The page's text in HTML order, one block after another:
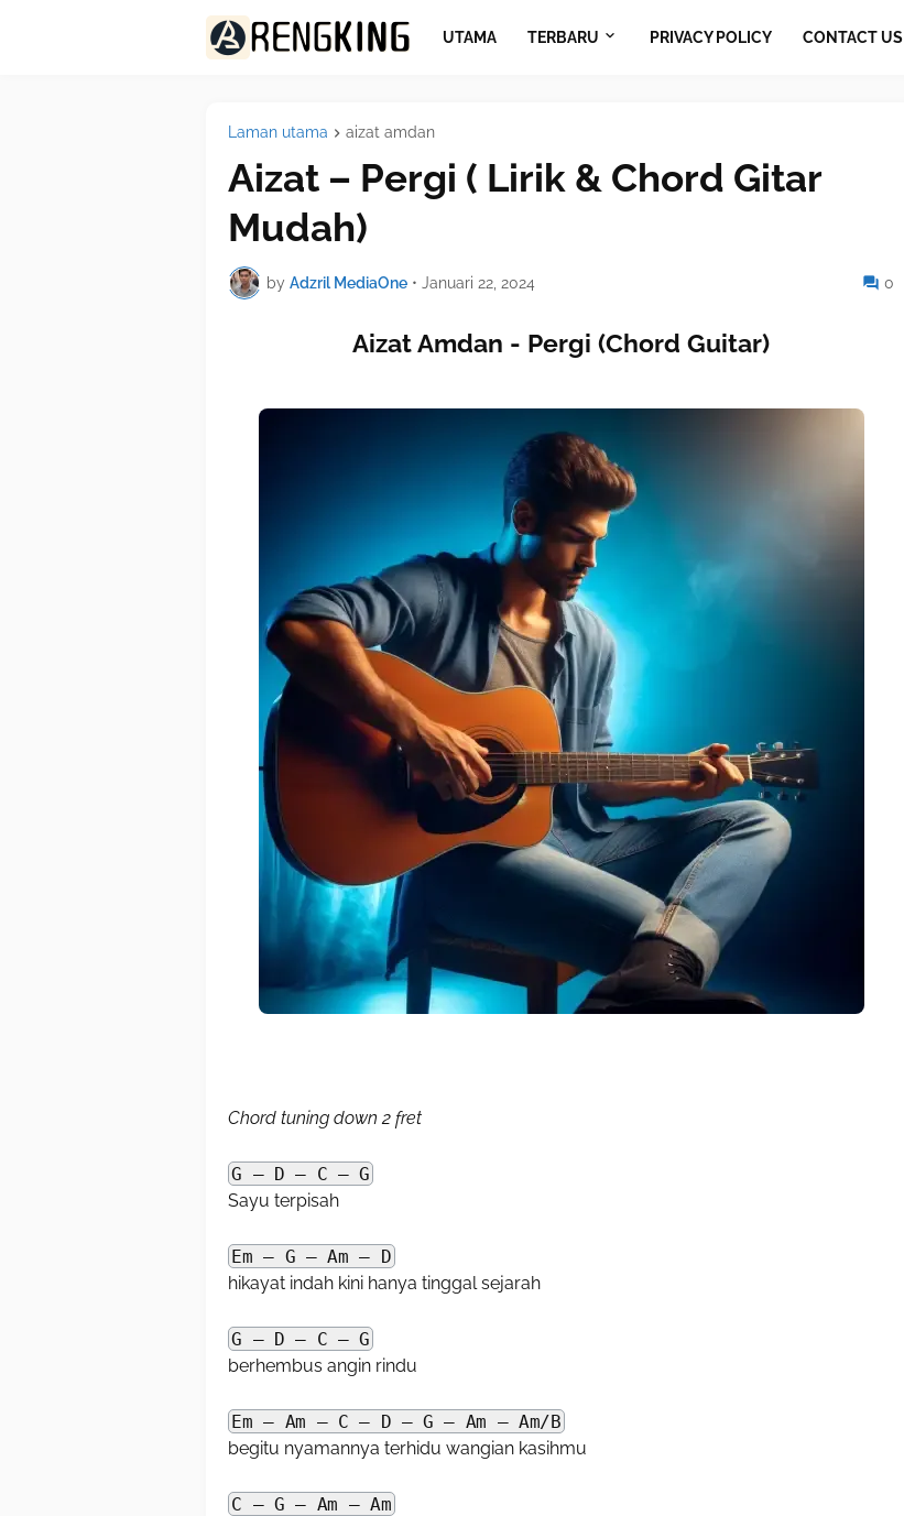
UTAMA TERBARU PRIVACY POLICY CONTACT US
Laman utama aizat amdan
Aizat – Pergi ( Lirik & Chord Gitar
Mudah)
by Adzril MediaOne • Januari 22, 2024 0
Aizat Amdan - Pergi (Chord Guitar)
Chord tuning down 2 fret
G – D – C – G
Sayu terpisah
Em – G – Am – D
hikayat indah kini hanya tinggal sejarah
G – D – C – G
berhembus angin rindu
Em – Am – C – D – G – Am – Am/B
begitu nyamannya terhidu wangian kasihmu
C – G – Am – Am